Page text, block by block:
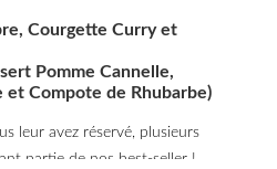
Courgette Curry et
Pomme Cannelle,
et Compote de Rhubarbe)
leur avez réservé, plusieurs
partie de nos best-seller !